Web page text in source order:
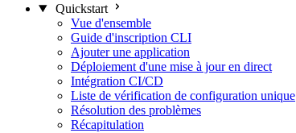
Quickstart
Vue d'ensemble
Guide d'inscription CLI
Ajouter une application
Déploiement d'une mise à jour en direct
Intégration CI/CD
Liste de vérification de configuration unique
Résolution des problèmes
Récapitulation